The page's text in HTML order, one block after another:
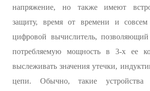
напряжение, но также имеют
защиту, время от времени и
цифровой вычислитель,
потребляемую мощность в 3-х ее
выслеживать значения утечки,
цепи. Обычно, такие устройства